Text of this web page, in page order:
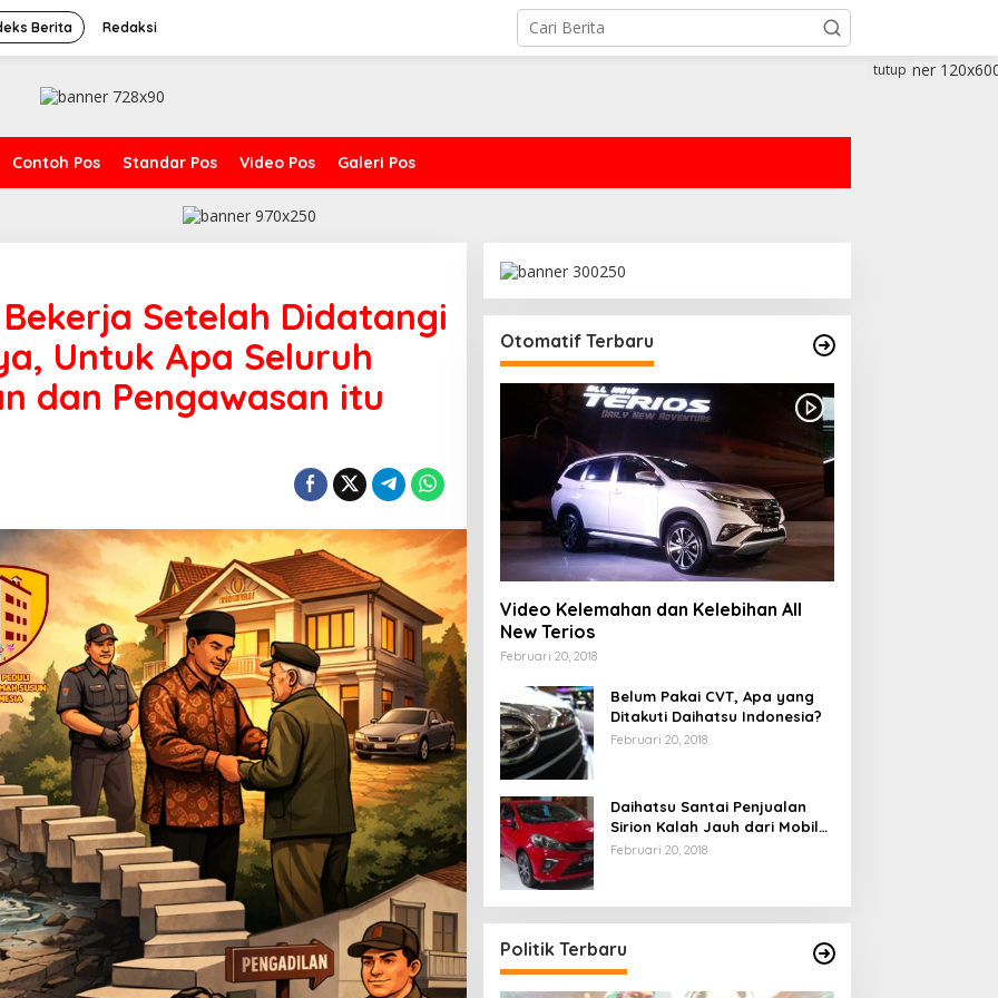
Berita Redaksi
Contoh Pos Standar Pos Video Pos Galeri Pos
tutup
Setelah Didatangi
Untuk Apa Seluruh
dan Pengawasan itu
Otomatif Terbaru
Video Kelemahan dan Kelebihan All
New Terios
Februari 20, 2018
Belum Pakai CVT, Apa yang
Ditakuti Daihatsu Indonesia?
Februari 20, 2018
Daihatsu Santai Penjualan
Sirion Kalah Jauh dari Mobil
LCGC
Februari 20, 2018
Politik Terbaru